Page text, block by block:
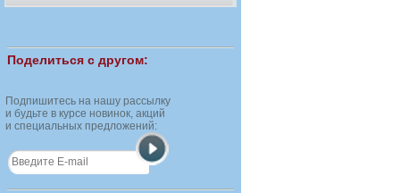
Поделиться с другом:
Подпишитесь на нашу рассылку
и будьте в курсе новинок, акций
и специальных предложений: